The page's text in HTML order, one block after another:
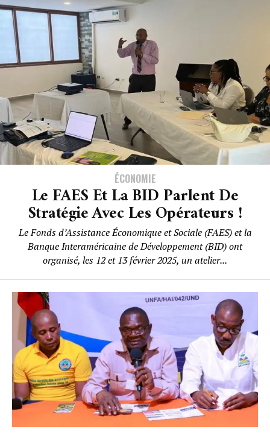
ÉCONOMIE
Le FAES Et La BID Parlent De
Stratégie Avec Les Opérateurs !
Le Fonds d’Assistance Économique et Sociale (FAES) et la
Banque Interaméricaine de Développement (BID) ont
organisé, les 12 et 13 février 2025, un atelier...